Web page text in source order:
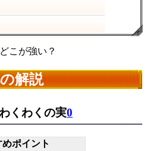
こが強い？
解説
くわくの実0
ポイント